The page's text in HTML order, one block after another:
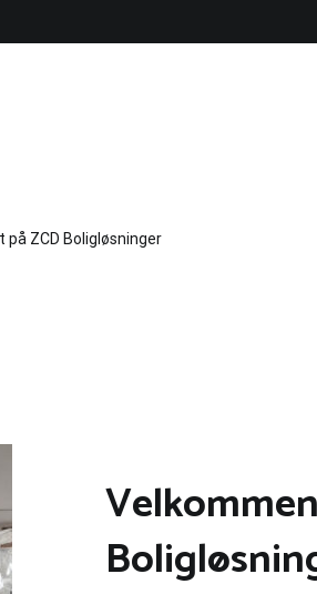
på ZCD Boligløsninger